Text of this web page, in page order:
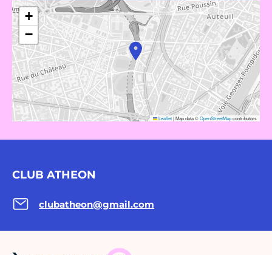
+
−
Leaflet|Map data ©OpenStreetMapcontributors
CLUB ATHEON
clubatheon@gmail.com